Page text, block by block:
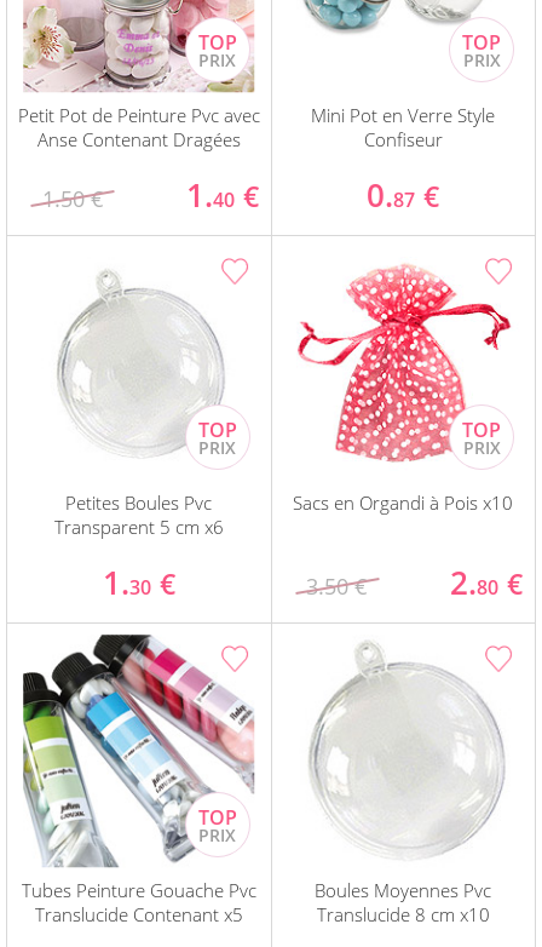
Petit Pot de Peinture Pvc avec
Anse Contenant Dragées
1.50 € 1.40 €
Mini Pot en Verre Style
Confiseur
0.87 €
Petites Boules Pvc
Transparent 5 cm x6
1.30 €
Sacs en Organdi à Pois x10
3.50 € 2.80 €
Tubes Peinture Gouache Pvc
Translucide Contenant x5
Boules Moyennes Pvc
Translucide 8 cm x10